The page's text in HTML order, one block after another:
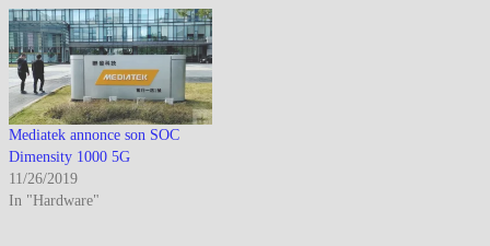
Mediatek annonce son SOC
Dimensity 1000 5G
11/26/2019
In "Hardware"